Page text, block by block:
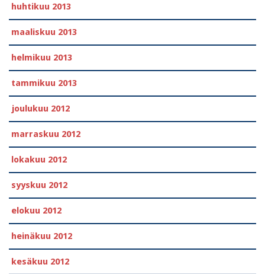
huhtikuu 2013
maaliskuu 2013
helmikuu 2013
tammikuu 2013
joulukuu 2012
marraskuu 2012
lokakuu 2012
syyskuu 2012
elokuu 2012
heinäkuu 2012
kesäkuu 2012